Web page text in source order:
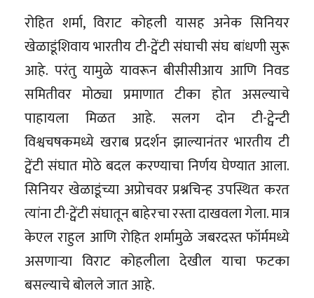
रोहित शर्मा, विराट कोहली यासह अनेक सिनियर
खेळाडूंशिवाय भारतीय टी-ट्वेंटी संघाची संघ बांधणी सुरू
आहे. परंतु यामुळे यावरून बीसीसीआय आणि निवड
समितीवर मोठ्या प्रमाणात टीका होत असल्याचे
पाहायला मिळत आहे. सलग दोन टी-ट्वेन्टी
विश्वचषकमध्ये खराब प्रदर्शन झाल्यानंतर भारतीय टी
ट्वेंटी संघात मोठे बदल करण्याचा निर्णय घेण्यात आला.
सिनियर खेळाडूंच्या अप्रोचवर प्रश्नचिन्ह उपस्थित करत
त्यांना टी-ट्वेंटी संघातून बाहेरचा रस्ता दाखवला गेला. मात्र
केएल राहुल आणि रोहित शर्मामुळे जबरदस्त फॉर्ममध्ये
असणाऱ्या विराट कोहलीला देखील याचा फटका
बसल्याचे बोलले जात आहे.